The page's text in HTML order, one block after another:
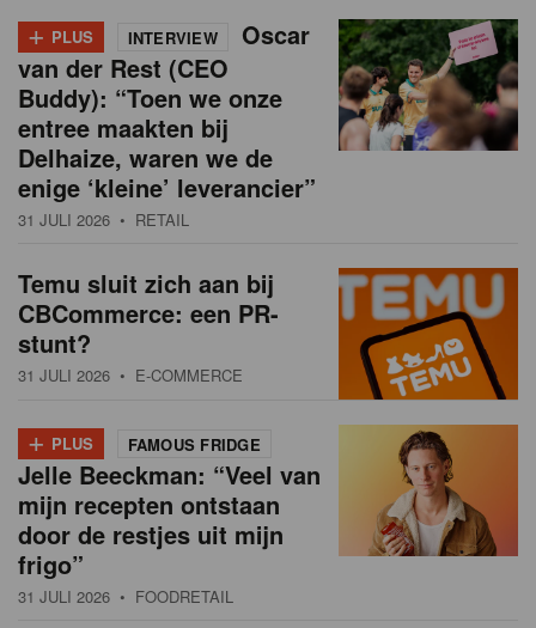
+ PLUS INTERVIEW
Oscar
van der Rest (CEO
Buddy): “Toen we onze
entree maakten bij
Delhaize, waren we de
enige ‘kleine’ leverancier”
31 JULI 2026 • RETAIL
Temu sluit zich aan bij
CBCommerce: een PR-
stunt?
31 JULI 2026 • E-COMMERCE
+ PLUS FAMOUS FRIDGE
Jelle Beeckman: “Veel van
mijn recepten ontstaan
door de restjes uit mijn
frigo”
31 JULI 2026 • FOODRETAIL